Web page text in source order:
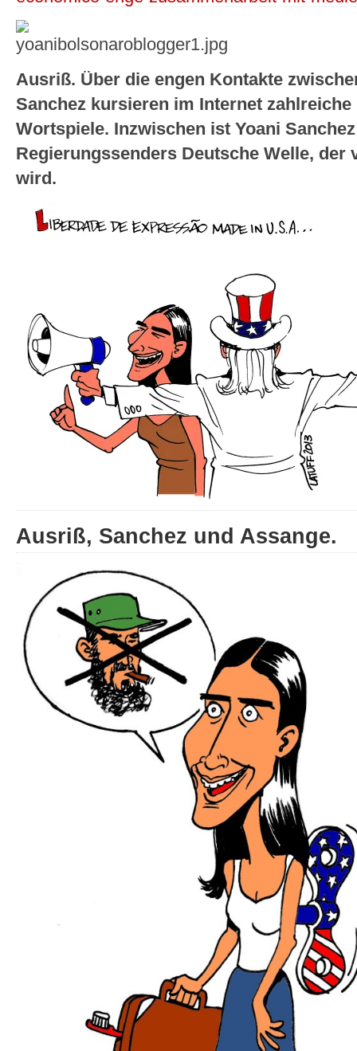
Ausriß. Über die engen Kontakte
Sanchez kursieren im Internet
Wortspiele. Inzwischen ist Yoani
Regierungssenders Deutsche Welle, der
wird.
Ausriß, Sanchez und Assange.